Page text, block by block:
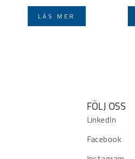
LÄS MER
FÖLJ OSS
LinkedIn
Facebook